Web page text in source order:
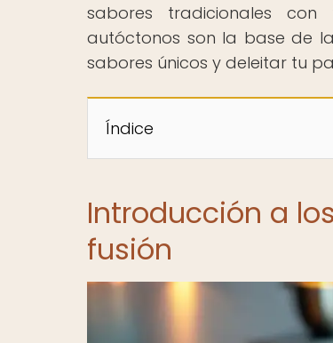
sabores tradicionales con
autóctonos son la base de
sabores únicos y deleitar tu
Índice
Introducción a
fusión